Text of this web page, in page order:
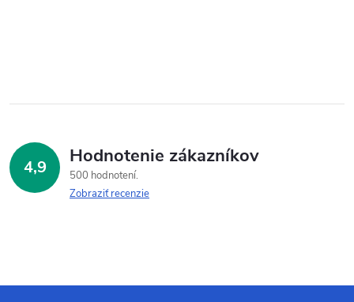
4,9 Hodnotenie zákazníkov
500 hodnotení
Zobraziť recenzie